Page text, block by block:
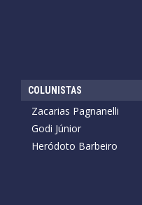
COLUNISTAS
Zacarias Pagnanelli
Godi Júnior
Heródoto Barbeiro